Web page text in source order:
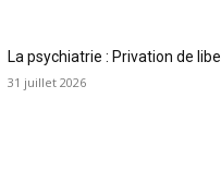
La psychiatrie : Privation de
31 juillet 2026